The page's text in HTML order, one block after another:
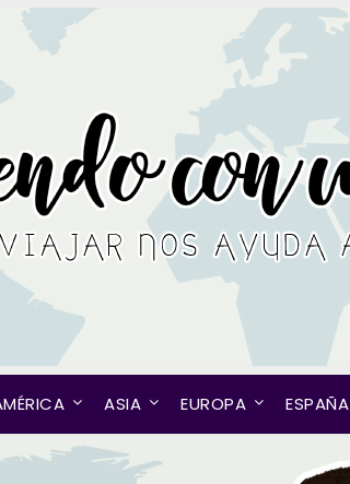
ASIA EUROPA ESPAÑA